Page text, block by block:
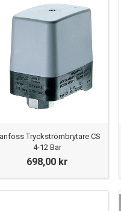
Tryckströmbrytare CS
4-12 Bar
698,00 kr